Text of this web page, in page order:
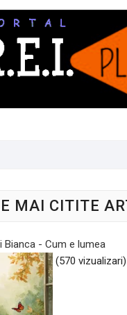
MAI CITITE
Bianca - Cum e lumea
(570 vizualizari)